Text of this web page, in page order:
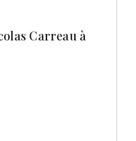
Carreau à